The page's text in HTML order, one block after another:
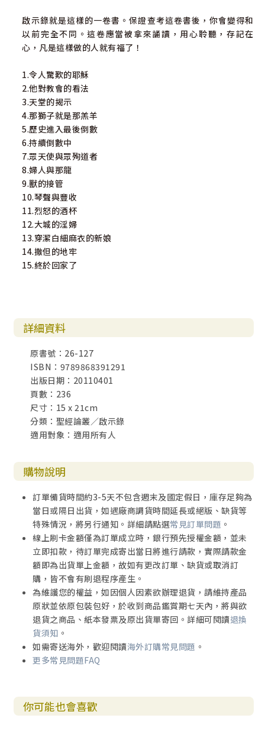
啟示錄就是這樣的一卷書。保證查考這卷書後，你會變得和
以前完全不同。這卷應當被拿來誦讀，用心聆聽，存記在
心，凡是這樣做的人就有福了！
1.令人驚歎的耶穌
2.他對教會的看法
3.天堂的揭示
4.那獅子就是那羔羊
5.歷史進入最後倒數
6.持續倒數中
7.眾天使與眾殉道者
8.婦人與那龍
9.獸的接管
10.琴聲與豐收
11.烈怒的酒杯
12.大城的淫婦
13.穿潔白細麻衣的新娘
14.撒但的地牢
15.終於回家了
詳細資料
原書號：26-127
ISBN：9789868391291
出版日期：20110401
頁數：236
尺寸：15 x 21cm
分類：聖經論叢／啟示錄
適用對象：適用所有人
購物說明
訂單備貨時間約3-5天不包含週末及國定假日，庫存足夠為
當日或隔日出貨，如遇廠商調貨時間延長或絕版、缺貨等
特殊情況，將另行通知。詳細請點選常見訂單問題 。
線上刷卡金額僅為訂單成立時，銀行預先授權金額，並未
立即扣款，待訂單完成寄出當日將進行請款，實際請款金
額即為出貨單上金額，故如有更改訂單、缺貨或取消訂
購，皆不會有刷退程序產生。
為維護您的權益，如因個人因素欲辦理退貨，請維持產品
原狀並依原包裝包好，於收到商品鑑賞期七天內，將與欲
退貨之商品、紙本發票及原出貨單寄回。詳細可閱讀退換
貨須知 。
如需寄送海外，歡迎閱讀海外訂購常見問題 。
更多常見問題FAQ
你可能也會喜歡